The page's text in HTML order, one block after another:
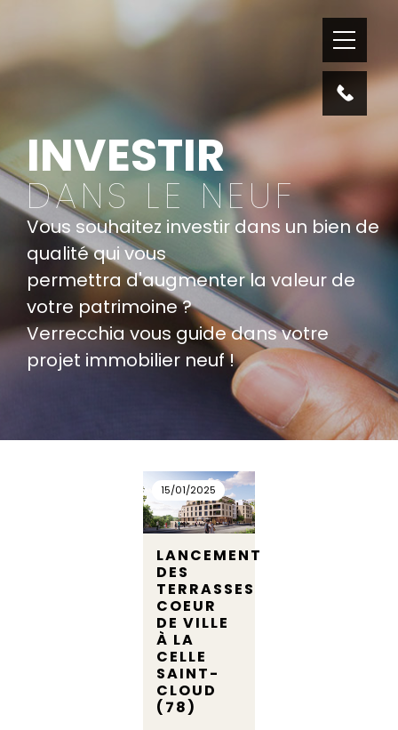
INVESTIR
DANS LE NEUF
Vous souhaitez investir dans un bien de
qualité qui vous
permettra d'augmenter la valeur de
votre patrimoine ?
Verrecchia vous guide dans votre
projet immobilier neuf !
15/01/2025
LANCEMENT
DES
TERRASSES
COEUR
DE VILLE
À LA
CELLE
SAINT-
CLOUD
(78)